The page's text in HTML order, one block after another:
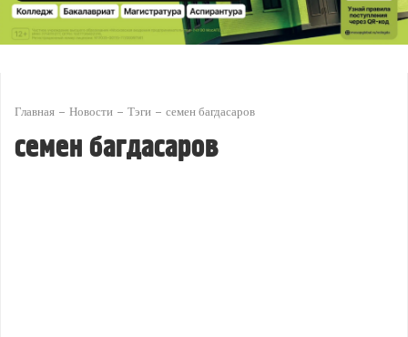
Главная Новости Тэги семен багдасаров
семен багдасаров